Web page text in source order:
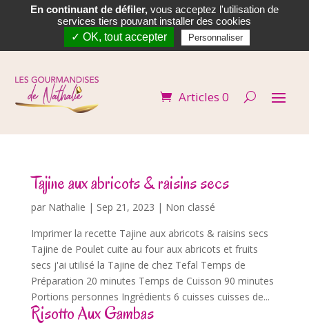
 
Articles 0
Tajine aux abricots & raisins secs
par Nathalie | Sep 21, 2023 | Non classé
Imprimer la recette Tajine aux abricots & raisins secs
Tajine de Poulet cuite au four aux abricots et fruits
secs j'ai utilisé la Tajine de chez Tefal Temps de
Préparation 20 minutes Temps de Cuisson 90 minutes
Portions personnes Ingrédients 6 cuisses cuisses de...
Risotto Aux Gambas
En continuant de défiler,vous acceptez l'utilisation de
services tiers pouvant installer des cookies
✓ OK, tout accepter
Personnaliser